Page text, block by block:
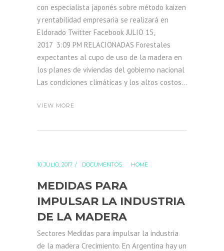
con especialista japonés sobre método kaizen
y rentabilidad empresaria se realizará en
Eldorado Twitter Facebook JULIO 15,
2017 3:09 PM RELACIONADAS Forestales
expectantes al cupo de uso de la madera en
los planes de viviendas del gobierno nacional
Las condiciones climáticas y los altos costos...
VIEW MORE
10 JULIO, 2017 DOCUMENTOS HOME
MEDIDAS PARA
IMPULSAR LA INDUSTRIA
DE LA MADERA
Sectores Medidas para impulsar la industria
de la madera Crecimiento. En Argentina hay un